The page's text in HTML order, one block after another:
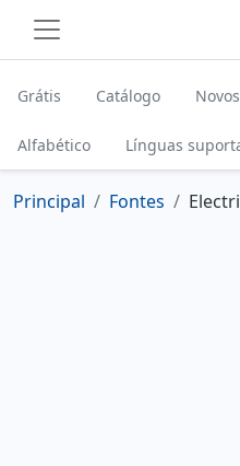
Grátis Catálogo Novos
Alfabético Línguas
Principal Fontes